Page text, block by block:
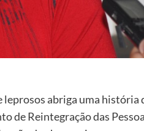
abriga uma história
de Reintegração das